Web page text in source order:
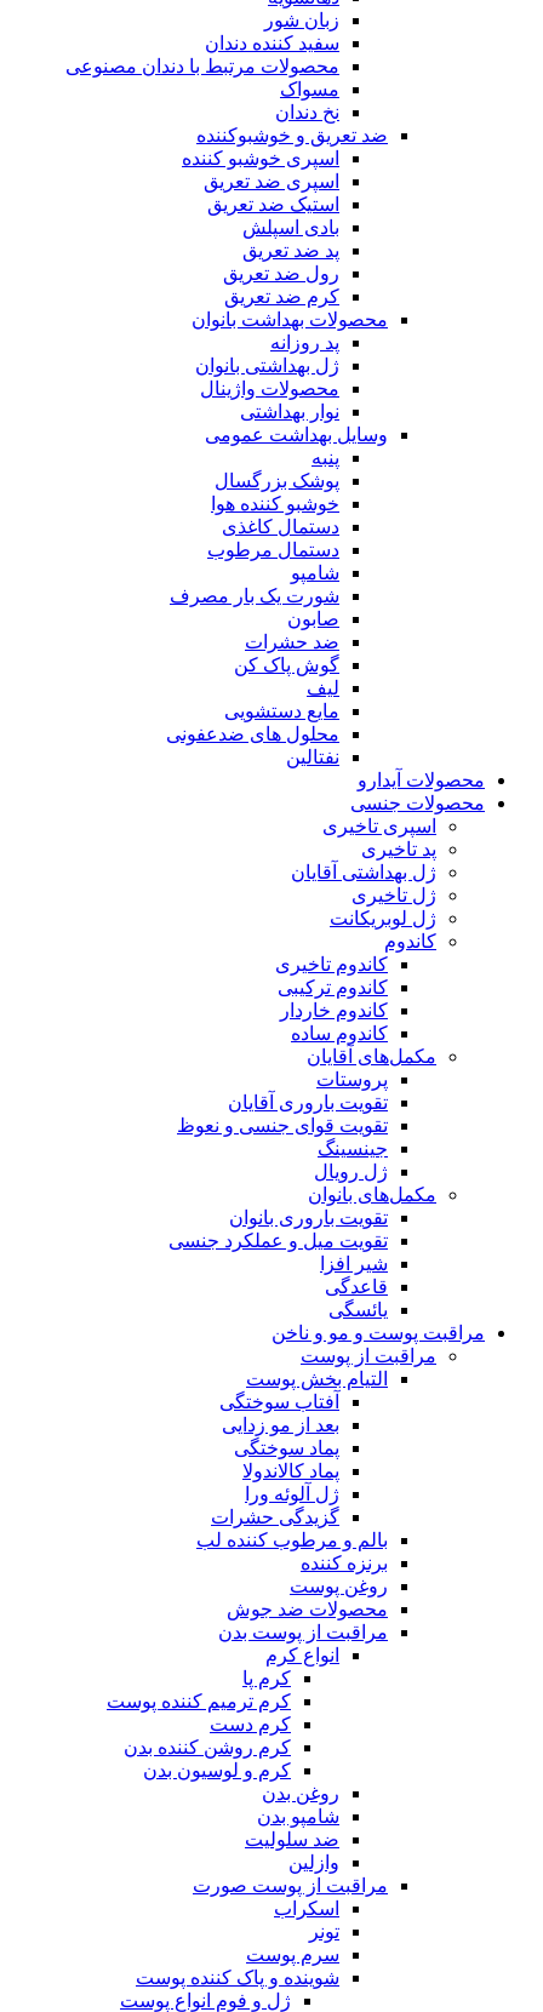
زبان شور
سفید کننده دندان
محصولات مرتبط با دندان مصنوعی
مسواک
نخ دندان
ضد تعریق و خوشبوکننده
اسپری خوشبو کننده
اسپری ضد تعریق
استیک ضد تعریق
بادی اسپلش
پد ضد تعریق
رول ضد تعریق
کرم ضد تعریق
محصولات بهداشت بانوان
پد روزانه
ژل بهداشتی بانوان
محصولات واژینال
نوار بهداشتی
وسایل بهداشت عمومی
پنبه
پوشک بزرگسال
خوشبو کننده هوا
دستمال کاغذی
دستمال مرطوب
شامپو
شورت یک بار مصرف
صابون
ضد حشرات
گوش پاک کن
لیف
مایع دستشویی
محلول های ضدعفونی
نفتالین
محصولات آیدارو
محصولات جنسی
اسپری تاخیری
پد تاخیری
ژل بهداشتی آقایان
ژل تاخیری
ژل لوبریکانت
کاندوم
کاندوم تاخیری
کاندوم ترکیبی
کاندوم خاردار
کاندوم ساده
مکمل‌های آقایان
پروستات
تقویت باروری آقایان
تقویت قوای جنسی و نعوظ
جینسینگ
ژل رویال
مکمل‌های بانوان
تقویت باروری بانوان
تقویت میل و عملکرد جنسی
شیر افزا
قاعدگی
یائسگی
مراقبت پوست و مو و ناخن
مراقبت از پوست
التیام بخش پوست
آفتاب سوختگی
بعد از مو زدایی
پماد سوختگی
پماد کالاندولا
ژل آلوئه ورا
گزیدگی حشرات
بالم و مرطوب کننده لب
برنزه کننده
روغن پوست
محصولات ضد جوش
مراقبت از پوست بدن
انواع کرم
کرم پا
کرم ترمیم کننده پوست
کرم دست
کرم روشن کننده بدن
کرم و لوسیون بدن
روغن بدن
شامپو بدن
ضد سلولیت
وازلین
مراقبت از پوست صورت
اسکراب
تونر
سرم پوست
شوینده و پاک کننده پوست
ژل و فوم انواع پوست